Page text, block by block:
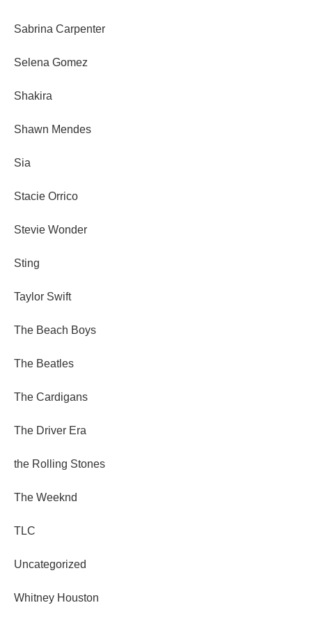
Sabrina Carpenter
Selena Gomez
Shakira
Shawn Mendes
Sia
Stacie Orrico
Stevie Wonder
Sting
Taylor Swift
The Beach Boys
The Beatles
The Cardigans
The Driver Era
the Rolling Stones
The Weeknd
TLC
Uncategorized
Whitney Houston